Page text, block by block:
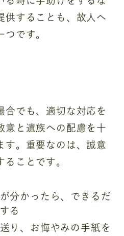
供することも、故人へ
つです。
合でも、適切な対応を
意と遺族への配慮を十
す。重要なのは、誠意
ることです。
分かったら、できるだ
る
り、お悔やみの手紙を